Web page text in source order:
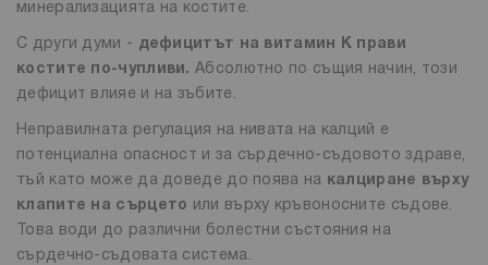
минерализацията на костите.
С други думи - дефицитът на витамин К прави
костите по-чупливи. Абсолютно по същия начин, този
дефицит влияе и на зъбите.
Неправилната регулация на нивата на калций е
потенциална опасност и за сърдечно-съдовото здраве,
тъй като може да доведе до поява на
калциране върху
клапите на сърцето
или върху кръвоносните съдове.
Това води до различни болестни състояния на
сърдечно-съдовата система.